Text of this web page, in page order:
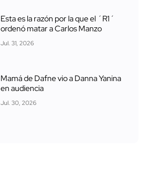
Esta es la razón por la que el ´R1´
ordenó matar a Carlos Manzo
Jul. 31, 2026
Mamá de Dafne vio a Danna Yanina
en audiencia
Jul. 30, 2026